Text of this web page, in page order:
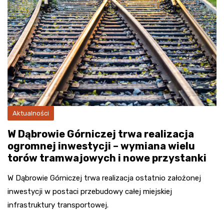
Aktualności
W Dąbrowie Górniczej trwa realizacja
ogromnej inwestycji – wymiana wielu
torów tramwajowych i nowe przystanki
W Dąbrowie Górniczej trwa realizacja ostatnio założonej
inwestycji w postaci przebudowy całej miejskiej
infrastruktury transportowej.